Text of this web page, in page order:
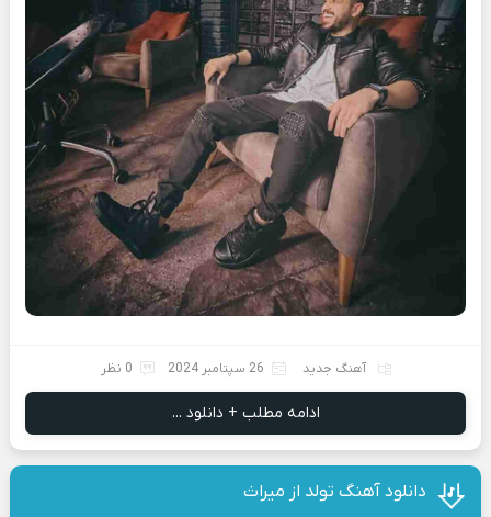
آهنگ جدید 26 سپتامبر 2024 0 نظر
ادامه مطلب + دانلود ...
دانلود آهنگ تولد از میراث